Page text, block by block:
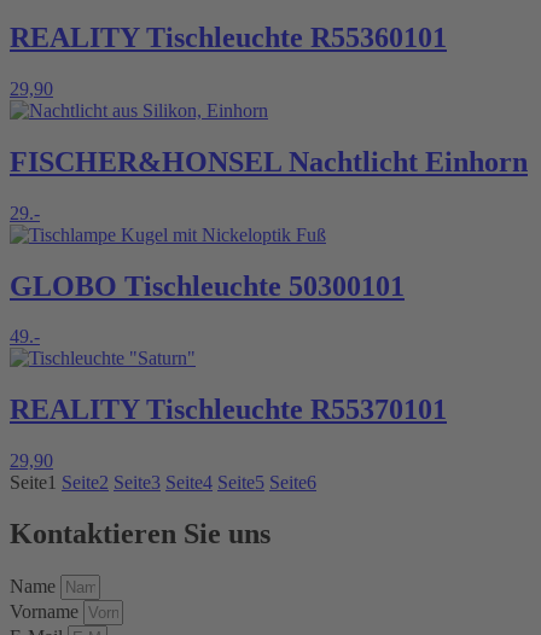
REALITY Tischleuchte R55360101
29,90
FISCHER&HONSEL Nachtlicht Einhorn
29.-
GLOBO Tischleuchte 50300101
49.-
REALITY Tischleuchte R55370101
29,90
Seite1 Seite2 Seite3 Seite4 Seite5 Seite6
Kontaktieren Sie uns
Name
Vorname